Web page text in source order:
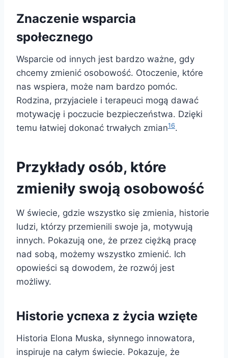
Znaczenie wsparcia
społecznego
Wsparcie od innych jest bardzo ważne, gdy
chcemy zmienić osobowość. Otoczenie, które
nas wspiera, może nam bardzo pomóc.
Rodzina, przyjaciele i terapeuci mogą dawać
motywację i poczucie bezpieczeństwa. Dzięki
temu łatwiej dokonać trwałych zmian16.
Przykłady osób, które
zmieniły swoją osobowość
W świecie, gdzie wszystko się zmienia, historie
ludzi, którzy przemienili swoje ja, motywują
innych. Pokazują one, że przez ciężką pracę
nad sobą, możemy wszystko zmienić. Ich
opowieści są dowodem, że rozwój jest
możliwy.
Historie успеха z życia wzięte
Historia Elona Muska, słynnego innowatora,
inspiruje na całym świecie. Pokazuje, że